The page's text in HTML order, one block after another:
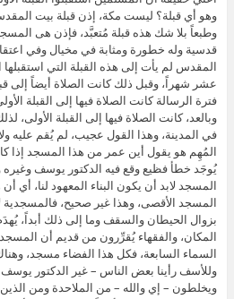
وهو أي قبلة؟ ليست مكة، إذن قبلة بيت
وطبعاً بلا شك هذه قبلة مُتعبَّد، فإذن هى
قدسية وله خطورة ومثابة في مخيال وفي
المقدس لم يأت إلى هذه القبلة التي
عشر شهراً، وقبل ذلك كانت الصلاة أيضاً إلى
فترة الرسالة كانت الصلاة فيها إلى القبلة
وبالعد، كانت الصلاة فيها إلى القبلة
في المدينة، وهذا القول عجيب، لم يُقم عليه
المُهِم هو يقول أين عمر من هذا المسجد
يُوجَد خطأ فظيع وقع فيه الدكتور يوسف وغيره
المسجد لابد أن يكون البناء المعهود لنا، أي أن
المسجد الأقصى، وهذا غير صحيح، فالمسجدية
بزوال الحيطان والسقف وما إلى ذلك أبداً،
المكان، والفقهاء يُقرِّرون من قديم أن
السماء السابعة، فكل هذا الفضاء مسجد،
وللأسف رأينا بعض الناس – غير الدكتور
ويخلطون – إي والله – من الملاحدة ومن